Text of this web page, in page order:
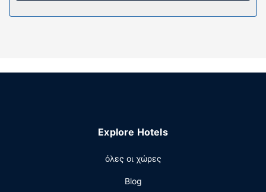
μηχάνημα αυτόματης πώλησης.
π.μ. και τα σαββατοκύριακα μεταξύ 8:00 π.μ. - 10:00
Στις σημαντικές παροχές περιλαμβάνονται γρήγορο
Explore Hotels
όλες οι χώρες
Blog